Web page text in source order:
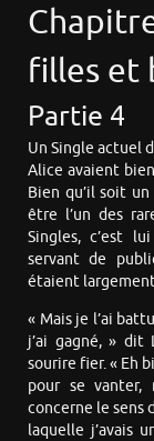
filles et
Partie 4
Un Single actuel
Alice avaient
Bien qu’il soit
être l’un des
Singles, c’est
servant de
étaient
« Mais je l’ai
j’ai gagné, »
sourire fier. « Eh
pour se vanter,
concerne le sens
laquelle j’avais